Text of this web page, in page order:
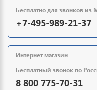
Бесплатно для звонков из
+7-495-989-21-37
Интернет магазин
Бесплатный звонок по
8 800 775-70-31